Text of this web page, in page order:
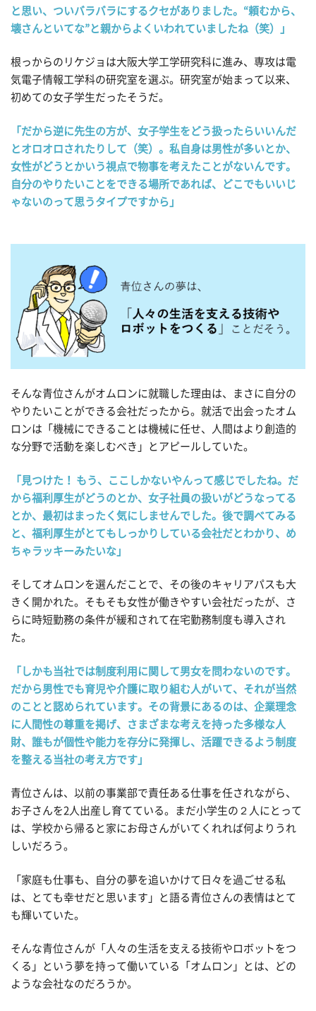
と思い、ついバラバラにするクセがありました。“頼むから、
壊さんといてな”と親からよくいわれていましたね（笑）」
根っからのリケジョは大阪大学工学研究科に進み、専攻は電
気電子情報工学科の研究室を選ぶ。研究室が始まって以来、
初めての女子学生だったそうだ。
「だから逆に先生の方が、女子学生をどう扱ったらいいんだ
とオロオロされたりして（笑）。私自身は男性が多いとか、
女性がどうとかいう視点で物事を考えたことがないんです。
自分のやりたいことをできる場所であれば、どこでもいいじ
ゃないのって思うタイプですから」
そんな青位さんがオムロンに就職した理由は、まさに自分の
やりたいことができる会社だったから。就活で出会ったオム
ロンは「機械にできることは機械に任せ、人間はより創造的
な分野で活動を楽しむべき」とアピールしていた。
「見つけた！ もう、ここしかないやんって感じでしたね。だ
から福利厚生がどうのとか、女子社員の扱いがどうなってる
とか、最初はまったく気にしませんでした。後で調べてみる
と、福利厚生がとてもしっかりしている会社だとわかり、め
ちゃラッキーみたいな」
そしてオムロンを選んだことで、その後のキャリアパスも大
きく開かれた。そもそも女性が働きやすい会社だったが、さ
らに時短勤務の条件が緩和されて在宅勤務制度も導入され
た。
「しかも当社では制度利用に関して男女を問わないのです。
だから男性でも育児や介護に取り組む人がいて、それが当然
のことと認められています。その背景にあるのは、企業理念
に人間性の尊重を掲げ、さまざまな考えを持った多様な人
財、誰もが個性や能力を存分に発揮し、活躍できるよう制度
を整える当社の考え方です」
青位さんは、以前の事業部で責任ある仕事を任されながら、
お子さんを2人出産し育てている。まだ小学生の２人にとって
は、学校から帰ると家にお母さんがいてくれれば何よりうれ
しいだろう。
「家庭も仕事も、自分の夢を追いかけて日々を過ごせる私
は、とても幸せだと思います」と語る青位さんの表情はとて
も輝いていた。
そんな青位さんが「人々の生活を支える技術やロボットをつ
くる」という夢を持って働いている「オムロン」とは、どの
ような会社なのだろうか。